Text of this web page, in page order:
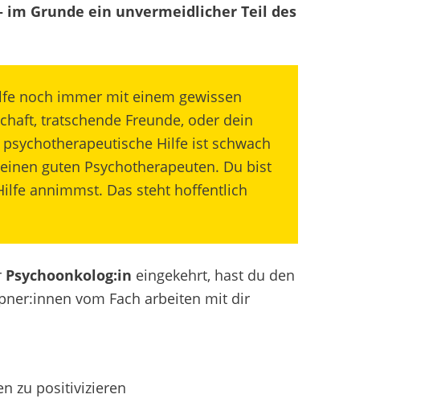
Grunde ein unvermeidlicher Teil des
noch immer mit einem gewissen
, tratschendeFreunde, oder dein
psychotherapeutische Hilfe ist schwach
guten Psychotherapeuten. Du bist
annimmst. Das steht hoffentlich
Psychoonkolog:in eingekehrt, hast du den
vom Fach arbeiten mit dir
zu positivizieren